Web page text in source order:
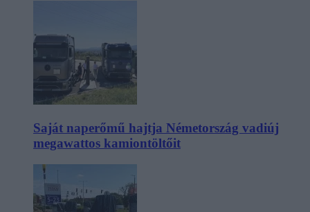
Saját naperőmű hajtja Németország vadiúj
megawattos kamiontöltőit